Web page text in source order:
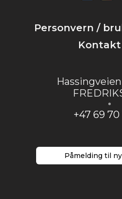
Personvern /
Kontakt
+47 69 70
Påmelding til